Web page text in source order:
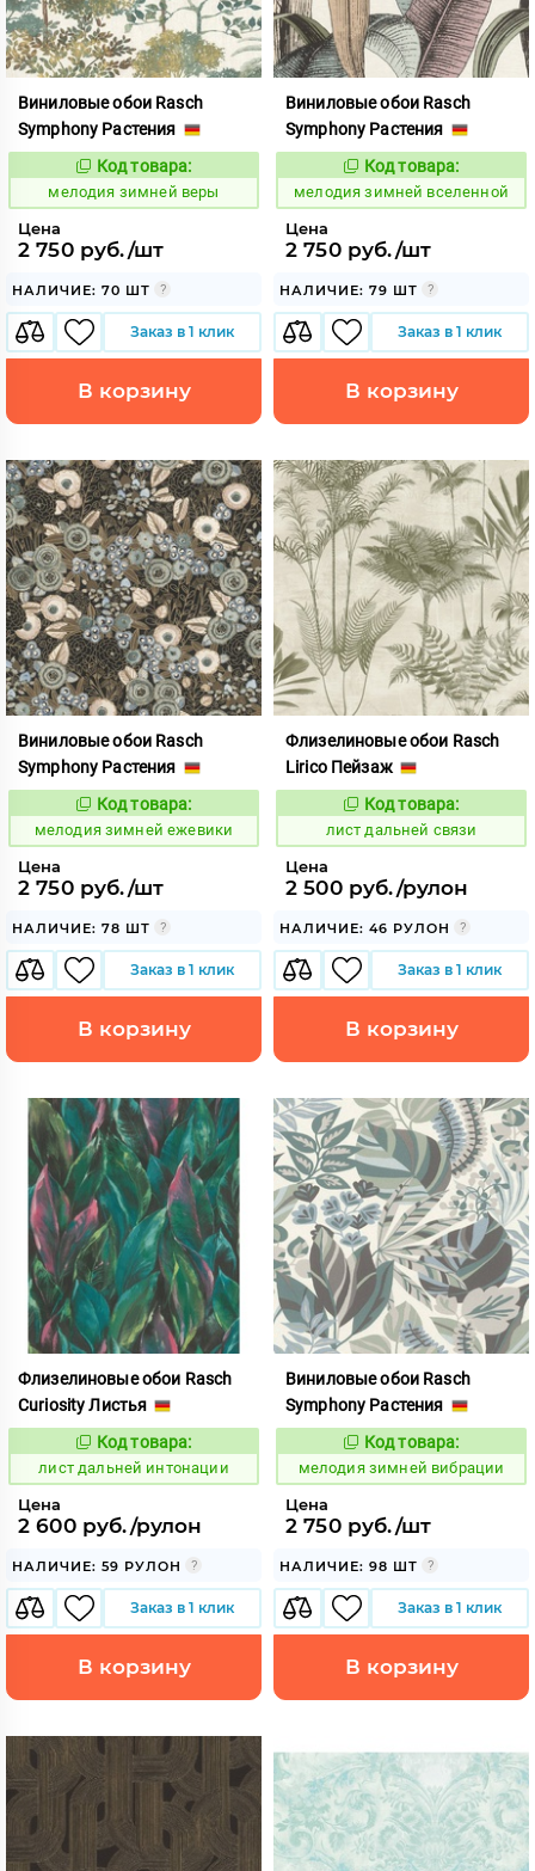
Виниловые обои Rasch
Symphony Растения
Код:
957008
Код товара:
мелодия зимней веры
Цена
2 750 руб./шт
НАЛИЧИЕ: 70 ШТ
Заказ в 1 клик
В корзину
Виниловые обои Rasch
Symphony Растения
Код:
957013
Код товара:
мелодия зимней вселенной
Цена
2 750 руб./шт
НАЛИЧИЕ: 79 ШТ
Заказ в 1 клик
В корзину
Виниловые обои Rasch
Symphony Растения
Код:
957024
Код товара:
мелодия зимней ежевики
Цена
2 750 руб./шт
НАЛИЧИЕ: 78 ШТ
Заказ в 1 клик
В корзину
Флизелиновые обои Rasch
Lirico Пейзаж
Код:
878086
Код товара:
лист дальней связи
Цена
2 500 руб./рулон
НАЛИЧИЕ: 46 РУЛОН
Заказ в 1 клик
В корзину
Флизелиновые обои Rasch
Curiosity Листья
Код:
878033
Код товара:
лист дальней интонации
Цена
2 600 руб./рулон
НАЛИЧИЕ: 59 РУЛОН
Заказ в 1 клик
В корзину
Виниловые обои Rasch
Symphony Растения
Код:
957010
Код товара:
мелодия зимней вибрации
Цена
2 750 руб./шт
НАЛИЧИЕ: 98 ШТ
Заказ в 1 клик
В корзину